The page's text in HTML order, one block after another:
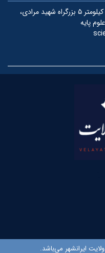
سیستان و بلوچستان، ایرانشهر، کیلومتر ۵ بزرگراه شهید مرادی،
پایه
ایرانشهر می‌باشد.